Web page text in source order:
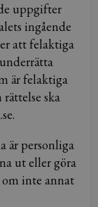
uppgifter
ingående
att felaktiga
är felaktiga
ska
är personliga
ut eller göra
inte annat